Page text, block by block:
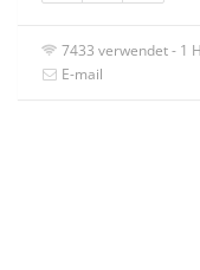
7433 verwendet - 1
E-mail